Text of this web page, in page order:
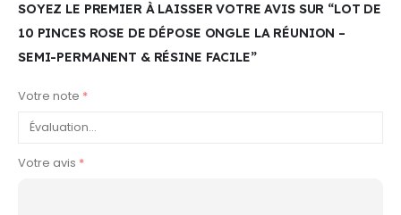
SOYEZ LE PREMIER À LAISSER VOTRE AVIS SUR “LOT DE
10 PINCES ROSE DE DÉPOSE ONGLE LA RÉUNION –
SEMI-PERMANENT & RÉSINE FACILE”
Votre note *
Votre avis *